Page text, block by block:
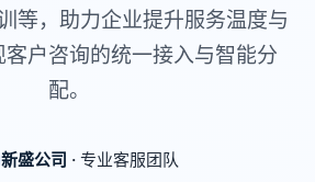
等，助力企业提升服务温度与
户咨询的统一接入与智能分
配。
新盛公司 · 专业客服团队